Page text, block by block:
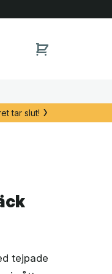
tar slut!
tejpade